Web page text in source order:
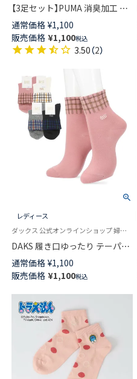
【3足セット】PUMA 消臭加工 つ
ま先かかと補強 アーチサポート
異柄ロゴ ショート丈 スポーツ
ソックス メンズ レディース キ
ッズ 92823999
通常価格 ¥1,100
販売価格 ¥1,100税込
3.50（2）
レディース
ダックス 公式オンラインショップ 婦人 靴下
DAKS 履き口ゆったり テーパー
仕様 チェック ロゴ 刺繍 DAKS
クルー丈 レディース ソックス
03367321
通常価格 ¥1,100
販売価格 ¥1,100税込